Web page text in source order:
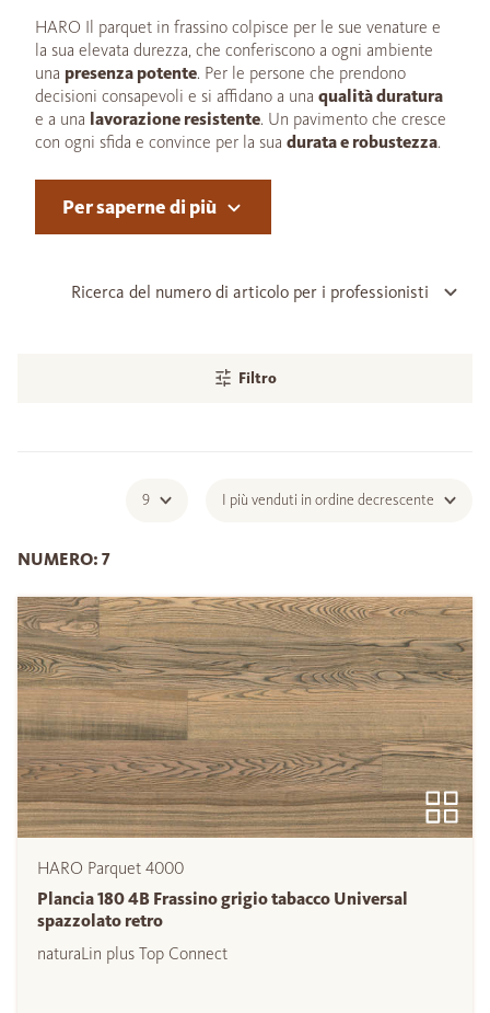
HARO Il parquet in frassino colpisce per le sue venature e
la sua elevata durezza, che conferiscono a ogni ambiente
una presenza potente. Per le persone che prendono
decisioni consapevoli e si affidano a una qualità duratura
e a una lavorazione resistente. Un pavimento che cresce
con ogni sfida e convince per la sua durata e robustezza.
Per saperne di più
Ricerca del numero di articolo per i professionisti
Filtro
NUMERO: 7
9 I più venduti in ordine decrescente
HARO Parquet 4000
Plancia 180 4B Frassino grigio tabacco Universal
spazzolato retro
naturaLin plus Top Connect